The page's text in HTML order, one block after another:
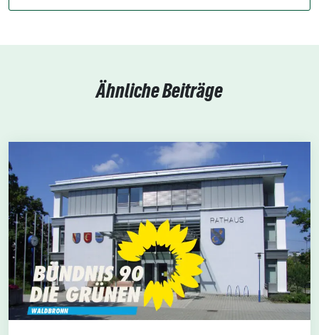
Ähnliche Beiträge